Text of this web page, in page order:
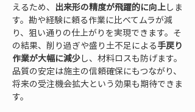
えるため、 出来形の精度が飛躍的に向上しま
す。勘や経験に頼る作業に比べてムラが減
り、狙い通りの仕上がりを実現できます。そ
の結果、削り過ぎや盛り土不足による手戻り
作業が大幅に減少し、材料ロスも防げます。
品質の安定は施主の信頼確保にもつながり、
将来の受注機会拡大という効果も期待できま
す。